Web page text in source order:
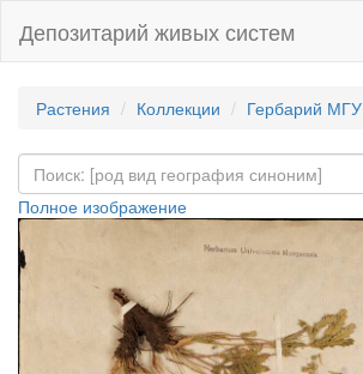
Депозитарий живых систем
Растения Коллекции Гербарий МГУ
Полное изображение